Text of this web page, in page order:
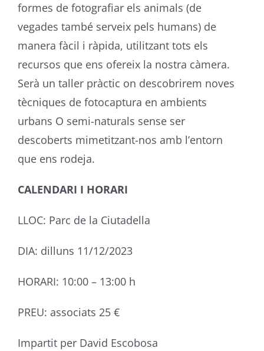
formes de fotografiar els animals (de
vegades també serveix pels humans) de
manera fàcil i ràpida, utilitzant tots els
recursos que ens ofereix la nostra càmera.
Serà un taller pràctic on descobrirem noves
tècniques de fotocaptura en ambients
urbans O semi-naturals sense ser
descoberts mimetitzant-nos amb l’entorn
que ens rodeja.
CALENDARI I HORARI
LLOC: Parc de la Ciutadella
DIA: dilluns 11/12/2023
HORARI: 10:00 – 13:00 h
PREU: associats 25 €
Impartit per David Escobosa